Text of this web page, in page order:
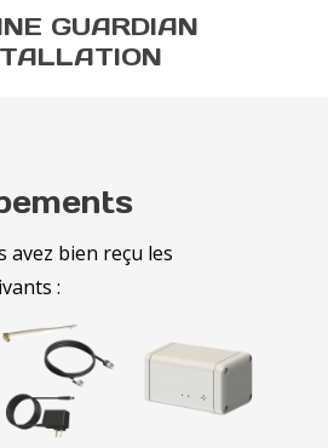
GUARDIAN
avez bien reçu les
: